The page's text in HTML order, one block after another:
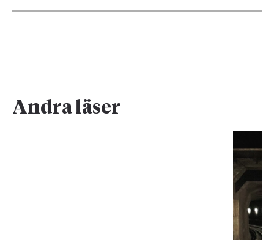
Andra läser